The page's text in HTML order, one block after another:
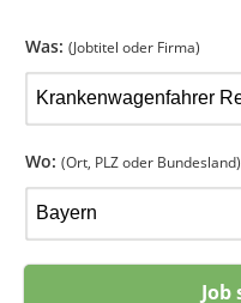
Was: (Jobtitel oder Firma)
Wo: (Ort, PLZ oder Bundesland)